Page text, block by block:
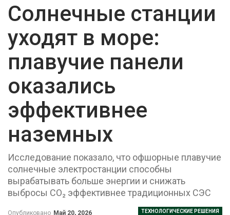
Солнечные станции
уходят в море:
плавучие панели
оказались
эффективнее
наземных
Исследование показало, что офшорные плавучие
солнечные электростанции способны
вырабатывать больше энергии и снижать
выбросы CO₂ эффективнее традиционных СЭС
ТЕХНОЛОГИЧЕСКИЕ РЕШЕНИЯ
Опубликовано Май 20, 2026